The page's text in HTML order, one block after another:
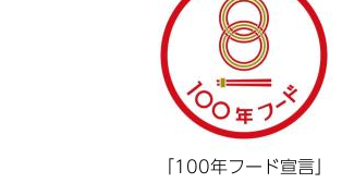
「100年フード宣言」